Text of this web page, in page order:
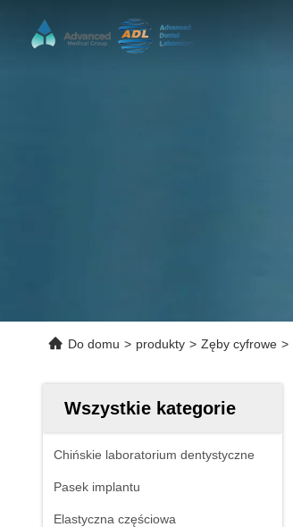
Do domu > produkty > Zęby cyfrowe >
Wszystkie kategorie
Chińskie laboratorium dentystyczne
Pasek implantu
Elastyczna częściowa